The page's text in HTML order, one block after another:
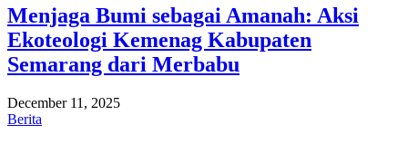
Menjaga Bumi sebagai Amanah: Aksi
Ekoteologi Kemenag Kabupaten
Semarang dari Merbabu
December 11, 2025
Berita